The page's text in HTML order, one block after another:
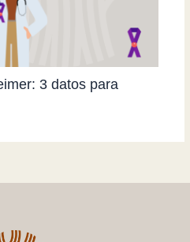
3 datos para